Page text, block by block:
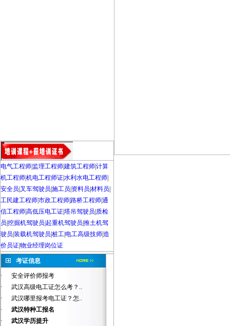
电气工程师 监理工程师建筑工程师计算
机工程师机电工程师证水利水电工程师
安全员 叉车驾驶员 施工员 资料员 材料员
工民建工程师市政工程师路桥工程师通
信工程师高低压电工证塔吊驾驶员 质检
员 挖掘机驾驶员|起重机驾驶员 推土机驾
驶员 装载机驾驶员 桩工电工高级技师造
价员证物业经理岗位证
考证信息
·
安全评价师报考
·
武汉高级电工证怎么考？..
·
武汉哪里报考电工证？怎..
·
武汉特种工报名
·
武汉学历提升